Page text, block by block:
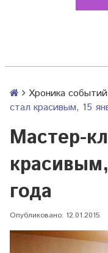
Хроника
стал красивым, 15
Мастер-
года
Опубликовано: 12.01.2015